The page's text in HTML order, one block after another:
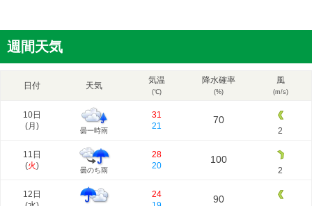
週間天気
日付 天気
気温
(℃)
降水確率
(%)
風
(m/s)
10日
(月 ) 曇一時雨
31
21
70
2
11日
(火) 曇のち雨
28
20
100
2
12日
24
90